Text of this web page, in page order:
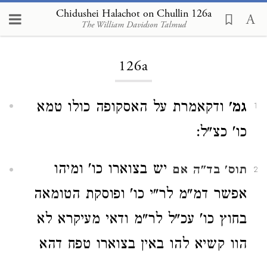
Chidushei Halachot on Chullin 126a
The William Davidson Talmud
Loading...
126a
1 גמ' ודקאמרת על האסקופה כולו טמא
כו' כצ"ל:
2 תוס' בד"ה אם יש בצוארו כו' ומיהו
אפשר דמ"מ לר"י כו' ופוסקת הטומאה
בחוץ כו' עכ"ל לר"מ ודאי מעיקרא לא
הוו קשיא להו באין בצוארו טפח דהא